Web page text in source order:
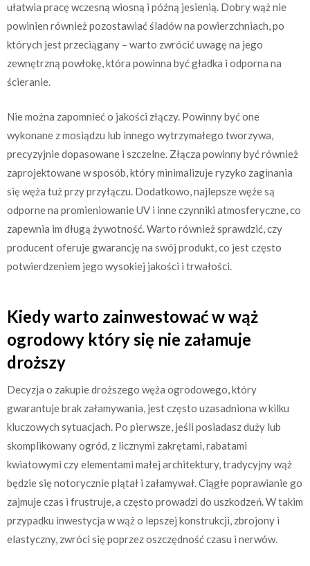
ułatwia pracę wczesną wiosną i późną jesienią. Dobry wąż nie
powinien również pozostawiać śladów na powierzchniach, po
których jest przeciągany – warto zwrócić uwagę na jego
zewnętrzną powłokę, która powinna być gładka i odporna na
ścieranie.
Nie można zapomnieć o jakości złączy. Powinny być one
wykonane z mosiądzu lub innego wytrzymałego tworzywa,
precyzyjnie dopasowane i szczelne. Złącza powinny być również
zaprojektowane w sposób, który minimalizuje ryzyko zaginania
się węża tuż przy przyłączu. Dodatkowo, najlepsze węże są
odporne na promieniowanie UV i inne czynniki atmosferyczne, co
zapewnia im długą żywotność. Warto również sprawdzić, czy
producent oferuje gwarancję na swój produkt, co jest często
potwierdzeniem jego wysokiej jakości i trwałości.
Kiedy warto zainwestować w wąż
ogrodowy który się nie załamuje
droższy
Decyzja o zakupie droższego węża ogrodowego, który
gwarantuje brak załamywania, jest często uzasadniona w kilku
kluczowych sytuacjach. Po pierwsze, jeśli posiadasz duży lub
skomplikowany ogród, z licznymi zakrętami, rabatami
kwiatowymi czy elementami małej architektury, tradycyjny wąż
będzie się notorycznie plątał i załamywał. Ciągłe poprawianie go
zajmuje czas i frustruje, a często prowadzi do uszkodzeń. W takim
przypadku inwestycja w wąż o lepszej konstrukcji, zbrojony i
elastyczny, zwróci się poprzez oszczędność czasu i nerwów.